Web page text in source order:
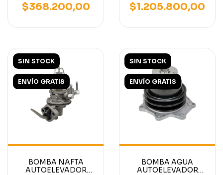
K21 K25
$368.200,00
CATERPILLAR /
NISSAN / HELI
$1.205.800,00
SIN STOCK
ENVÍO GRATIS
BOMBA NAFTA
AUTOELEVADOR
SIN STOCK
ENVÍO GRATIS
BOMBA AGUA
AUTOELEVADOR